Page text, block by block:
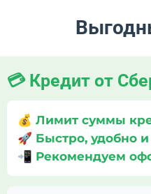
💳 Кредит от
💰 Лимит суммы
🚀 Быстро, удобно
📲 Рекомендуем